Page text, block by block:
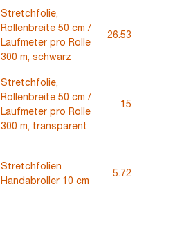
Stretchfolie,
Rollenbreite 50 cm /
Laufmeter pro Rolle
300 m, schwarz
26.53
Stretchfolie,
Rollenbreite 50 cm /
Laufmeter pro Rolle
300 m, transparent
15
Stretchfolien
Handabroller 10 cm
5.72